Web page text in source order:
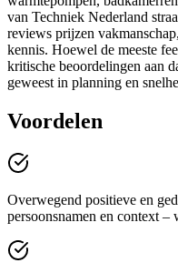
van Techniek Nederland
reviews prijzen
kennis. Hoewel de meeste
kritische beoordelingen aan
geweest in planning en
Voordelen
Overwegend positieve en
persoonsnamen en context